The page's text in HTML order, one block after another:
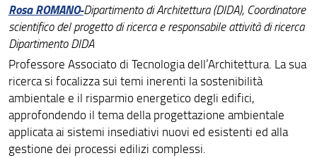
Rosa ROMANO-Dipartimento di Architettura (DIDA), Coordinatore
scientifico del progetto di ricerca e responsabile attività di ricerca
Dipartimento DIDA
Professore Associato di Tecnologia dell’Architettura. La sua
ricerca si focalizza sui temi inerenti la sostenibilità
ambientale e il risparmio energetico degli edifici,
approfondendo il tema della progettazione ambientale
applicata ai sistemi insediativi nuovi ed esistenti ed alla
gestione dei processi edilizi complessi.
Le ricerche connesse a Urban Bloomers